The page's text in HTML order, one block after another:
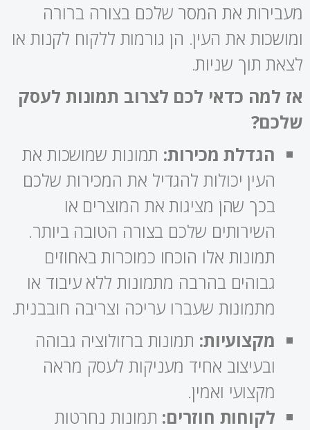
מעבירות את המסר שלכם בצורה ברורה
ומושכות את העין. הן גורמות ללקוח לקנות או
לצאת תוך שניות.
אז למה כדאי לכם לצרוב תמונות לעסק
שלכם?
הגדלת מכירות: תמונות שמושכות את
העין יכולות להגדיל את המכירות שלכם
בכך שהן מציגות את המוצרים או
השירותים שלכם בצורה הטובה ביותר.
תמונות אלו הוכחו כמוכרות באחוזים
גבוהים בהרבה מתמונות ללא עיבוד או
מתמונות שעברו עריכה וצריבה חובבנית.
מקצועיות: תמונות ברזולוציה גבוהה
ובעיצוב אחיד מעניקות לעסק מראה
מקצועי ואמין.
לקוחות חוזרים: תמונות נחרטות